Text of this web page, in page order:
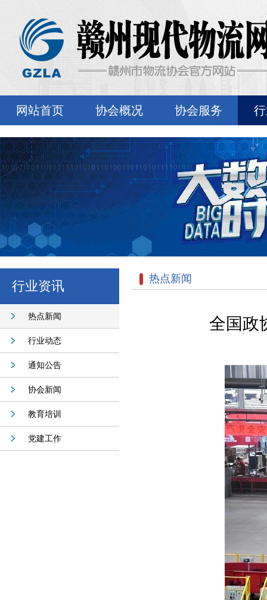
网站首页 协会概况 协会服务
行业资讯
热点新闻
行业动态
通知公告
协会新闻
教育培训
党建工作
热点新闻
全国政